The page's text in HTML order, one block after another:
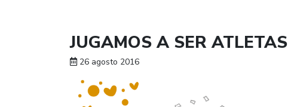
JUGAMOS A SER ATLETAS
26 agosto 2016